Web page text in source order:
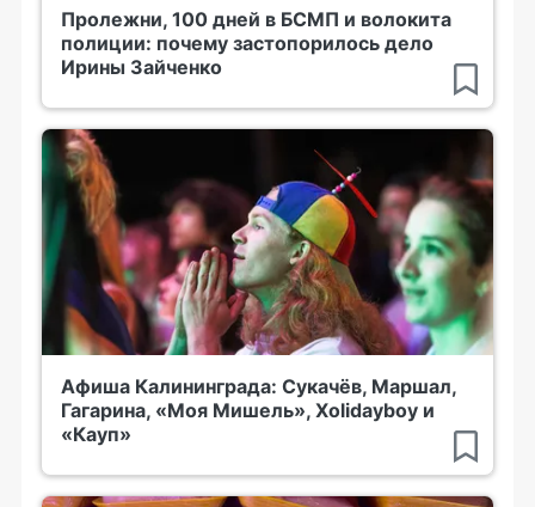
Пролежни, 100 дней в БСМП и волокита
полиции: почему застопорилось дело
Ирины Зайченко
Афиша Калининграда: Сукачёв, Маршал,
Гагарина, «Моя Мишель», Xolidayboy и
«Кауп»